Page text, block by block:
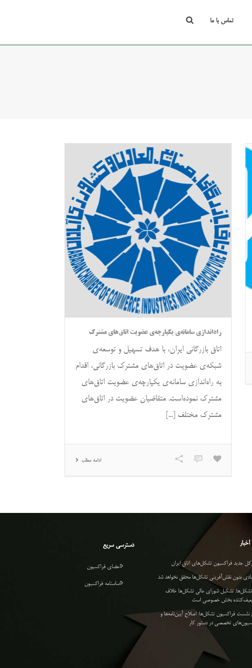
تماس با ما
راه‌اندازی سامانه‌ی یکپارچه‌ی عضویت اتاق‌های مشترک
اتاق بازرگانی ایران، با هدف تسهیل و توسعه‌ی
شبکه‌ی عضویت در اتاق‌های مشترک بازرگانی، اقدام
به راه‌اندازی سامانه‌ی یکپارچه‌ی عضویت اتاق‌های
مشترک نموده‌است. متقاضیان عضویت در اتاق‌های
مشترک مختلف [...]
ادامه مطلب 0
0
دسترسی سریع
اعضای فراکسیون
اساسنامه فراکسیون
جدید فراکسیون تشکل‌های اتاق ایران
بدون نقش‌آفرینی تشکل‌ها محقق نخواهد شد
تشکل‌ها: تشکیل شورای عالی تشکل‌ها خلاف
بخش خصوصی است
نشست فراکسیون تشکل‌ها: اصلاح آیین‌نامه‌ها و
تخصصی در دستور کار